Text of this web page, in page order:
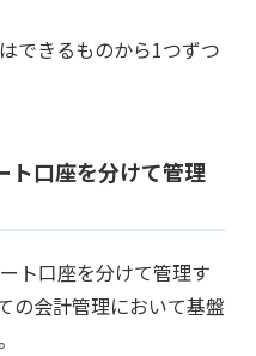
できるものから1つずつ
ト口座を分けて管理
ト口座を分けて管理す
の会計管理において基盤